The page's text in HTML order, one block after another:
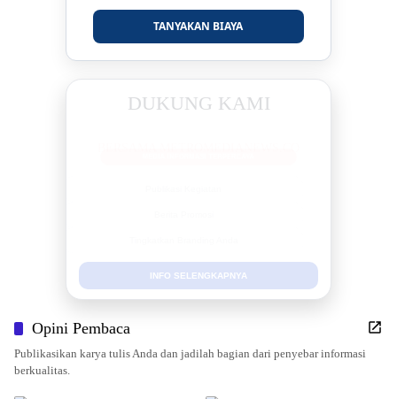
TANYAKAN BIAYA
DUKUNG KAMI
INFO SELENGKAPNYA
Opini Pembaca
Publikasikan karya tulis Anda dan jadilah bagian dari penyebar informasi
berkualitas.